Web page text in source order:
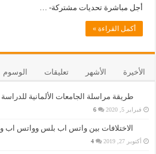
أجل مباشرة تحديات مشتركة- …
أكمل القراءة »
الأخيرة الأشهر تعليقات الوسوم
طريقة مراسلة الجامعات الألمانية للدراسة
فبراير 5, 2020 6
الاختلافات بين واتس اب بلس وواتس اب
أكتوبر 27, 2019 4